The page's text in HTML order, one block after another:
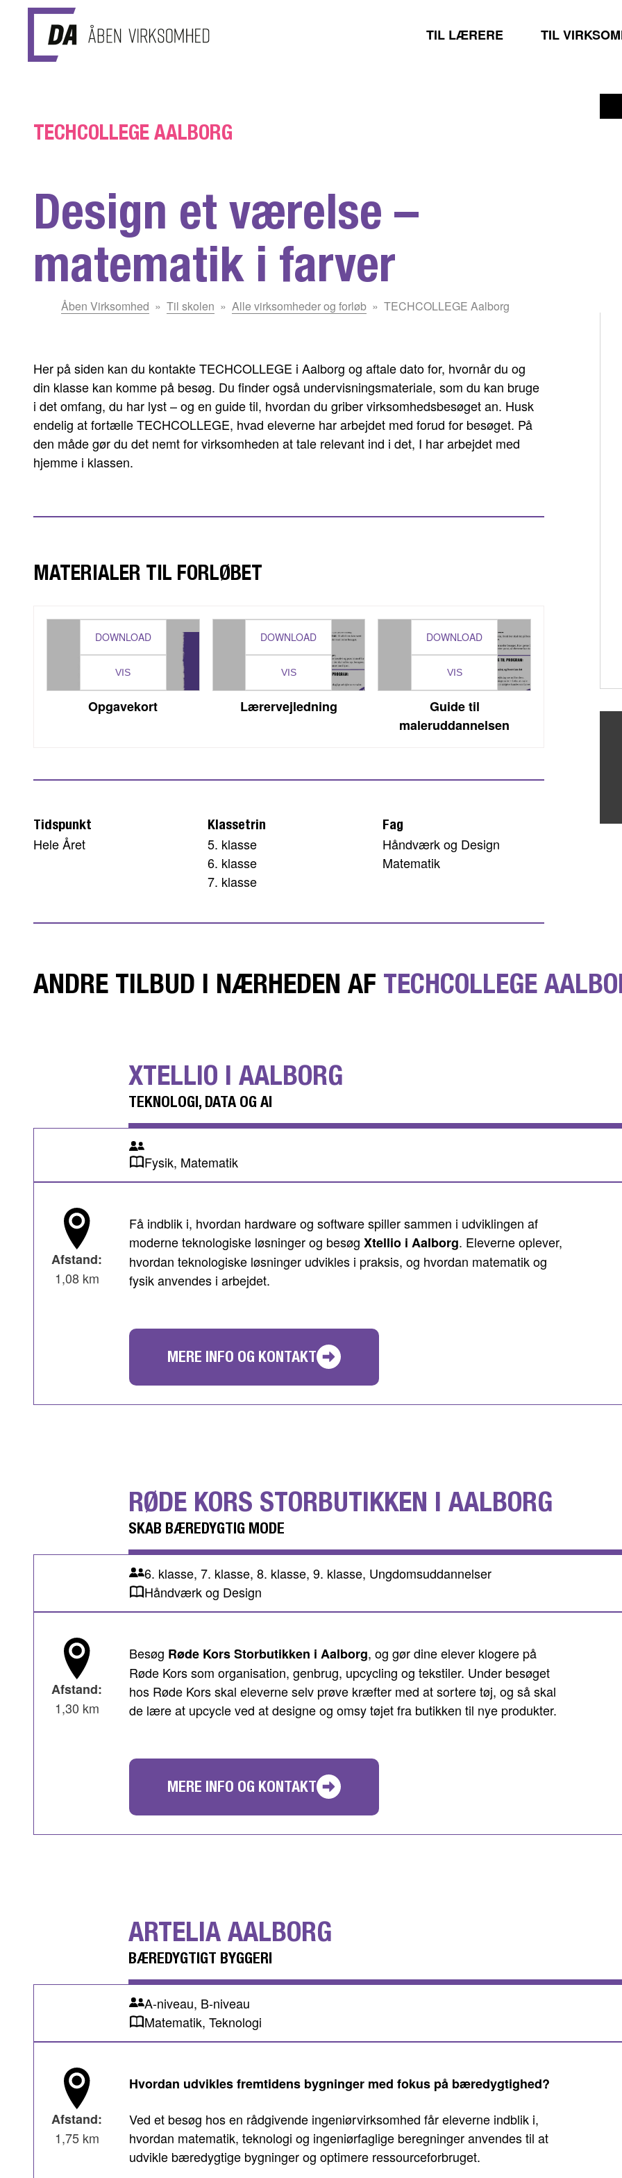
Gå til hovedindhold
TIL LÆRERE
TIL
TECHCOLLEGE AALBORG
Design et værelse –
matematik i farver
Åben Virksomhed Til skolen Alle virksomheder og forløb TECHCOLLEGE Aalborg
Her på siden kan du kontakte TECHCOLLEGE i Aalborg og aftale dato for, hvornår du og
din klasse kan komme på besøg. Du finder også undervisningsmateriale, som du kan bruge
i det omfang, du har lyst – og en guide til, hvordan du griber virksomhedsbesøget an. Husk
endelig at fortælle TECHCOLLEGE, hvad eleverne har arbejdet med forud for besøget. På
den måde gør du det nemt for virksomheden at tale relevant ind i det, I har arbejdet med
hjemme i klassen.
MATERIALER TIL FORLØBET
DOWNLOAD
VIS
Opgavekort
DOWNLOAD
VIS
Lærervejledning
DOWNLOAD
VIS
Guide til
maleruddannelsen
Tidspunkt
Hele Året
Klassetrin
5. klasse
6. klasse
7. klasse
Fag
Håndværk og Design
Matematik
ANDRE TILBUD I NÆRHEDEN AF TECHCOLLEGE
XTELLIO I AALBORG
TEKNOLOGI, DATA OG AI
Fysik, Matematik
Afstand:
1,08 km
Få indblik i, hvordan hardware og software spiller sammen i udviklingen af
moderne teknologiske løsninger og besøgXtellio i Aalborg. Eleverne oplever,
hvordan teknologiske løsninger udvikles i praksis, og hvordan matematik og
fysik anvendes i arbejdet.
MERE INFO OG KONTAKT
RØDE KORS STORBUTIKKEN I AALBORG
SKAB BÆREDYGTIG MODE
6. klasse, 7. klasse, 8. klasse, 9. klasse, Ungdomsuddannelser
Håndværk og Design
Afstand:
1,30 km
Besøg Røde Kors Storbutikken i Aalborg, og gør dine elever klogere på
Røde Kors som organisation, genbrug, upcycling og tekstiler. Under besøget
hos Røde Kors skal eleverne selv prøve kræfter med at sortere tøj, og så skal
de lære at upcycle ved at designe og omsy tøjet fra butikken til nye produkter.
MERE INFO OG KONTAKT
ARTELIA AALBORG
BÆREDYGTIGT BYGGERI
A-niveau, B-niveau
Matematik, Teknologi
Afstand:
1,75 km
Hvordan udvikles fremtidens bygninger med fokus på bæredygtighed?
Ved et besøg hos en rådgivende ingeniørvirksomhed får eleverne indblik i,
hvordan matematik, teknologi og ingeniørfaglige beregninger anvendes til at
udvikle bæredygtige bygninger og optimere ressourceforbruget.